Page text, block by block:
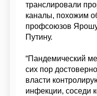
транслировали
каналы, похожим
профсоюзов
Путину.
“Пандемический
сих пор
власти
инфекции, соседи